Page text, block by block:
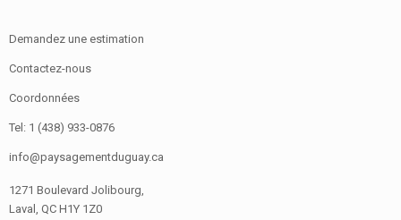
Demandez une estimation
Contactez-nous
Coordonnées
Tel: 1 (438) 933-0876
info@paysagementduguay.ca
1271 Boulevard Jolibourg,
Laval, QC H1Y 1Z0